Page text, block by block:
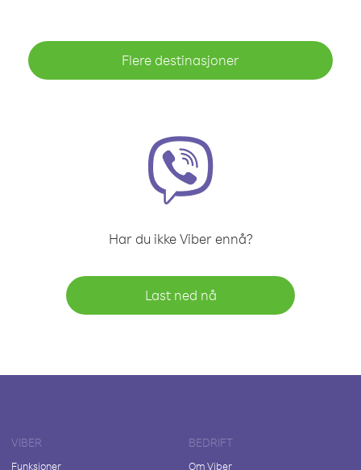
Flere destinasjoner
Har du ikke Viber ennå?
Last ned nå
VIBER
Funksjoner
BEDRIFT
Om Viber